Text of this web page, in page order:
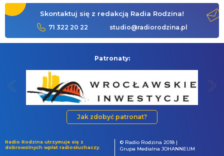
Skontaktuj się z redakcją Radia Rodzina!
71 322 20 22 studio@radiorodzina.pl
Patronaty:
Jak zdobyć patronat?
Radio Rodzina utrzymuje się z
dobrowolnych wpłat radiosłuchaczy.
© Radio Rodzina 2018 |
Grupa Medialna JOHANNEUM